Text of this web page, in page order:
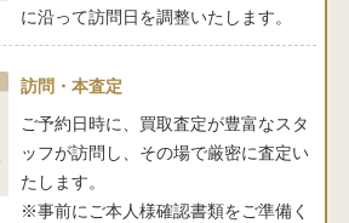
に沿って訪問日を調整いたします。
訪問・本査定
ご予約日時に、買取査定が豊富なスタ
ッフが訪問し、その場で厳密に査定い
たします。
※事前にご本人様確認書類をご準備く